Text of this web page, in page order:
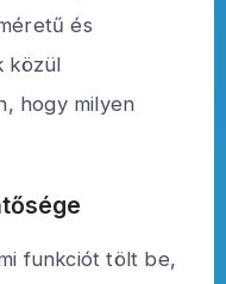
és
közül
hogy milyen
funkciót tölt be,